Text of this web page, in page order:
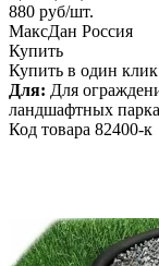
880 руб/шт.
МаксДан Россия
Купить
Купить в один клик
Для: Для
ландшафтных
Код товара 82400-к